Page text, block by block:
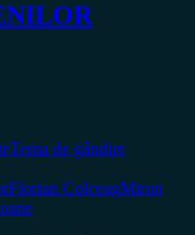
Tema de gândire
Florian ColceagMiron